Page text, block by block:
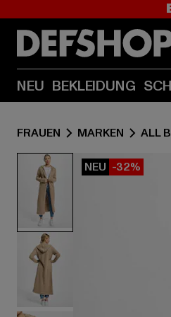
NEU BEKLEIDUNG
FRAUEN MARKEN ALL
NEU -32%